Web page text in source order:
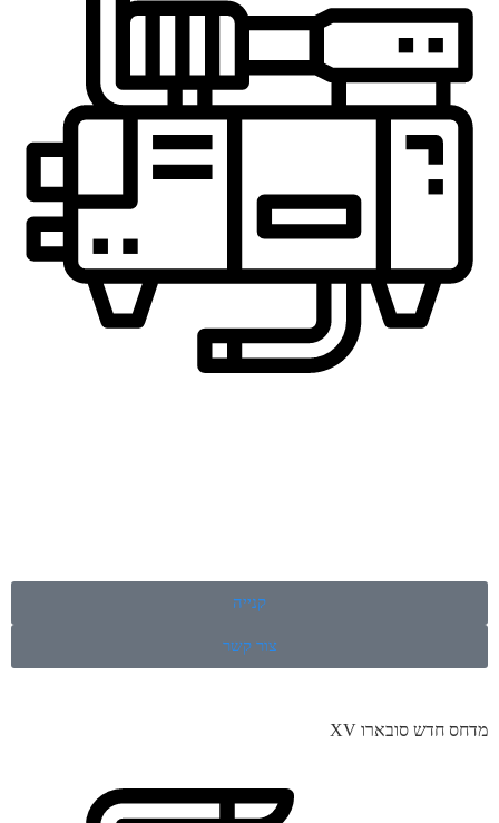
קנייה
צור קשר
מדחס חדש סובארו XV